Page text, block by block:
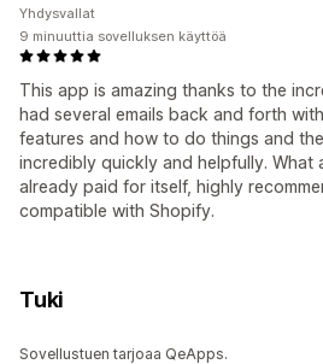
This app is amazing thanks to the
had several emails back and forth
features and how to do things and
incredibly quickly and helpfully. What
already paid for itself, highly
compatible with Shopify.
Yhdysvallat
9 minuuttia sovelluksen käyttöä
Tuki
Sovellustuen tarjoaa QeApps.